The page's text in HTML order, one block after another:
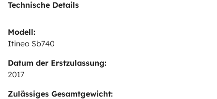
Technische Details
Modell:
Itineo Sb740
Datum der Erstzulassung:
2017
Zulässiges Gesamtgewicht: